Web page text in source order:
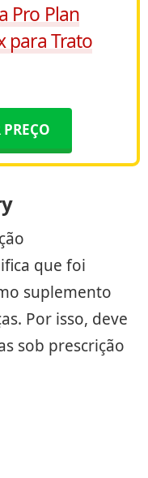
Pro Plan
para Trato
que foi
suplemento
Por isso, deve
sob prescrição